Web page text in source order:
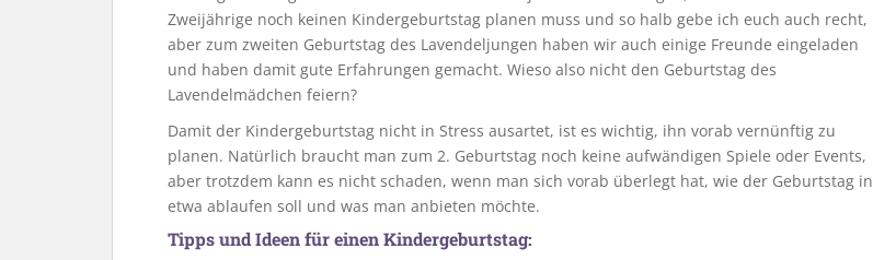
Zweijährige noch keinen Kindergeburtstag planen muss und so halb gebe ich euch auch recht,
aber zum zweiten Geburtstag des Lavendeljungen haben wir auch einige Freunde eingeladen
und haben damit gute Erfahrungen gemacht. Wieso also nicht den Geburtstag des
Lavendelmädchen feiern?
Damit der Kindergeburtstag nicht in Stress ausartet, ist es wichtig, ihn vorab vernünftig zu
planen. Natürlich braucht man zum 2. Geburtstag noch keine aufwändigen Spiele oder Events,
aber trotzdem kann es nicht schaden, wenn man sich vorab überlegt hat, wie der Geburtstag in
etwa ablaufen soll und was man anbieten möchte.
Tipps und Ideen für einen Kindergeburtstag: